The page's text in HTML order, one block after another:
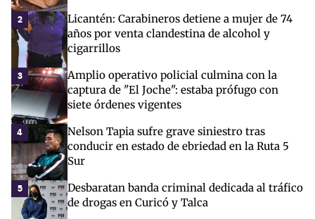
2
Licantén: Carabineros detiene a mujer de 74
años por venta clandestina de alcohol y
cigarrillos
3
Amplio operativo policial culmina con la
captura de "El Joche": estaba prófugo con
siete órdenes vigentes
4
Nelson Tapia sufre grave siniestro tras
conducir en estado de ebriedad en la Ruta 5
Sur
5
Desbaratan banda criminal dedicada al tráfico
de drogas en Curicó y Talca